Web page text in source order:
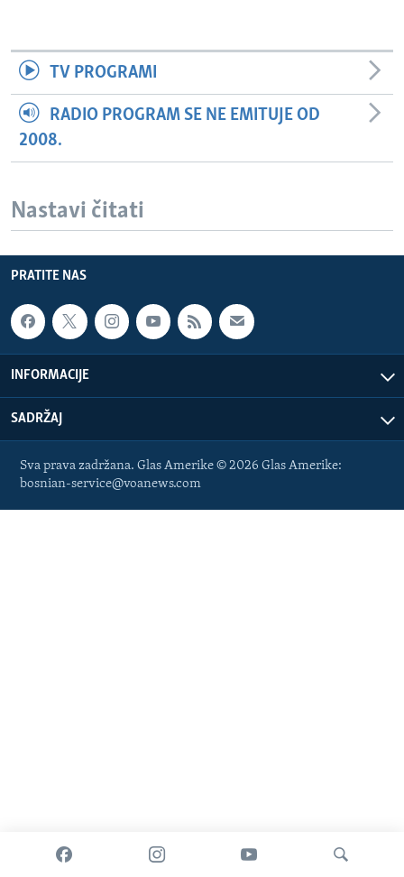
TV PROGRAMI
RADIO PROGRAM SE NE EMITUJE OD
2008.
Nastavi čitati
PRATITE NAS
INFORMACIJE
SADRŽAJ
Sva prava zadržana. Glas Amerike © 2026 Glas Amerike:
bosnian-service@voanews.com